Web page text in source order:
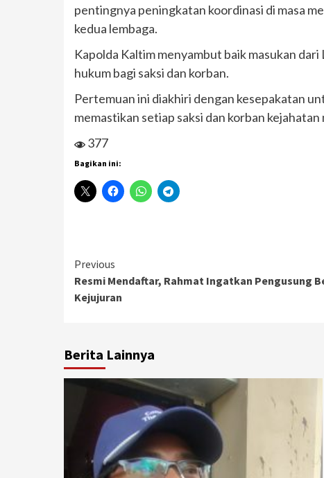
pentingnya peningkatan koordinasi di masa
kedua lembaga.
Kapolda Kaltim menyambut baik masukan
hukum bagi saksi dan korban.
Pertemuan ini diakhiri dengan kesepakatan
memastikan setiap saksi dan korban
377
Bagikan ini:
Continue
Reading
Previous
Resmi Mendaftar, Rahmat Ingatkan Pengusung
Kejujuran
Berita Lainnya